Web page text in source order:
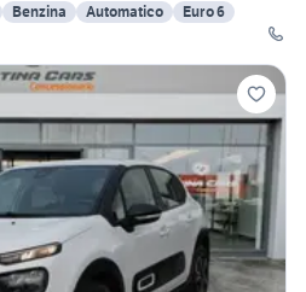
Benzina Automatico
Euro 6